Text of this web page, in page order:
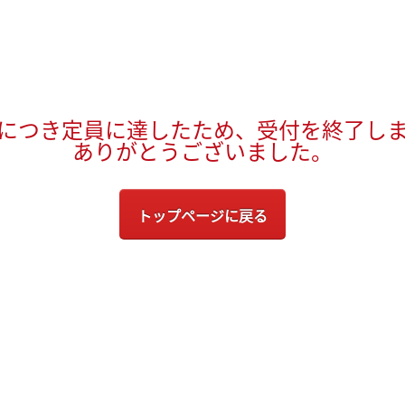
つき定員に達したため、受付を終了し
ありがとうございました。
トップページに戻る